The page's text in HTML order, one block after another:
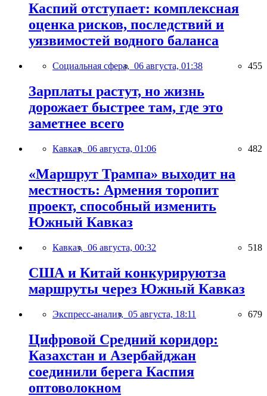
Каспий отступает: комплексная
оценка рисков, последствий и
уязвимостей водного баланса
Социальная сфера, 06 августа, 01:38 455
Зарплаты растут, но жизнь
дорожает быстрее там, где это
заметнее всего
Кавказ, 06 августа, 01:06 482
«Маршрут Трампа» выходит на
местность: Армения торопит
проект, способный изменить
Южный Кавказ
Кавказ, 06 августа, 00:32 518
США и Китай конкурируютза
маршруты через Южный Кавказ
Экспресс-анализ, 05 августа, 18:11 679
Цифровой Средний коридор:
Казахстан и Азербайджан
соединили берега Каспия
оптоволокном